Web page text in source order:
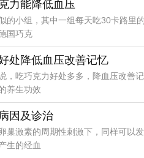
力能降低血压
的小组，其中一组每天吃30卡路里
国巧克
处降低血压改善记忆
，吃巧克力好处多多，降血压改善
养生功效
因及诊治
巢激素的周期性刺激下，同样可以
生的经血